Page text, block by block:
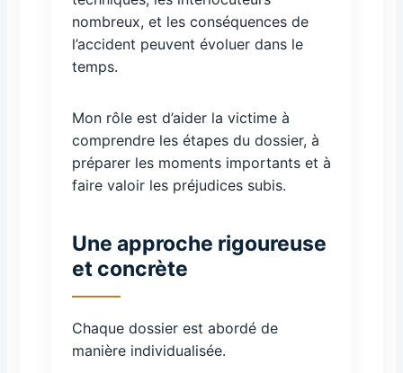
nombreux, et les conséquences de
l’accident peuvent évoluer dans le
temps.
Mon rôle est d’aider la victime à
comprendre les étapes du dossier, à
préparer les moments importants et à
faire valoir les préjudices subis.
Une approche rigoureuse
et concrète
Chaque dossier est abordé de
manière individualisée.